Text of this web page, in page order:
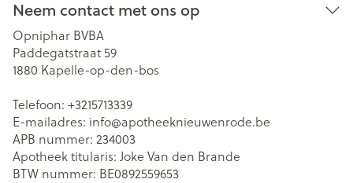
Neem contact met ons op
Opniphar BVBA
Paddegatstraat 59
1880 Kapelle-op-den-bos
Telefoon: +3215713339
E-mailadres: info@apotheeknieuwenrode.be
APB nummer: 234003
Apotheek titularis: Joke Van den Brande
BTW nummer: BE0892559653